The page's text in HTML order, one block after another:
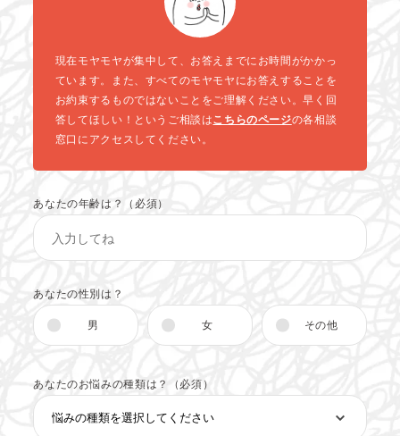
現在モヤモヤが集中して、お答えまでにお時間がかかっ
ています。また、すべてのモヤモヤにお答えすることを
お約束するものではないことをご理解ください。早く回
答してほしい！というご相談はこちらのページの各相談
窓口にアクセスしてください。
あなたの年齢は？（必須）
あなたの性別は？
男 女 その他
あなたのお悩みの種類は？（必須）